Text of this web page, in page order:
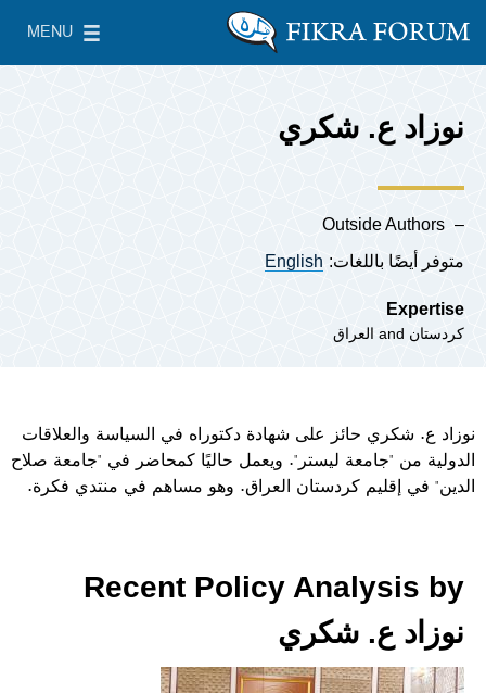
معهد واشنطن لسياسات الشرق الأدنى
MENU
Main Menu
نوزاد ع. شكري
Outside Authors
متوفر أيضًا باللغات: English
Expertise
كردستان العراق
نوزاد ع. شكري حائز على شهادة دكتوراه في السياسة والعلاقات
الدولية من "جامعة ليستر". ويعمل حاليًا كمحاضر في "جامعة صلاح
الدين" في إقليم كردستان العراق. وهو مساهم في منتدي فكرة.
Recent Policy Analysis by
نوزاد ع. شكري